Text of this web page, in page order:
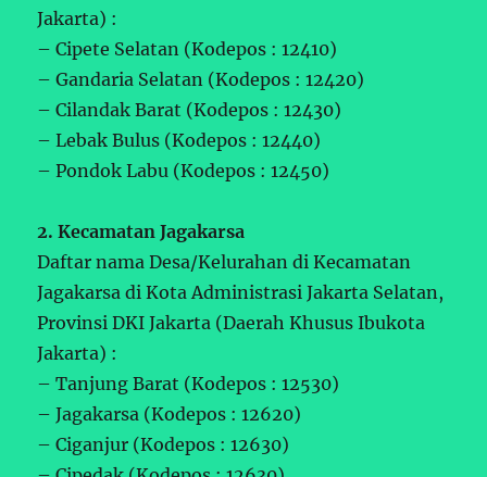
Jakarta) :
– Cipete Selatan (Kodepos : 12410)
– Gandaria Selatan (Kodepos : 12420)
– Cilandak Barat (Kodepos : 12430)
– Lebak Bulus (Kodepos : 12440)
– Pondok Labu (Kodepos : 12450)
2. Kecamatan Jagakarsa
Daftar nama Desa/Kelurahan di Kecamatan
Jagakarsa di Kota Administrasi Jakarta Selatan,
Provinsi DKI Jakarta (Daerah Khusus Ibukota
Jakarta) :
– Tanjung Barat (Kodepos : 12530)
– Jagakarsa (Kodepos : 12620)
– Ciganjur (Kodepos : 12630)